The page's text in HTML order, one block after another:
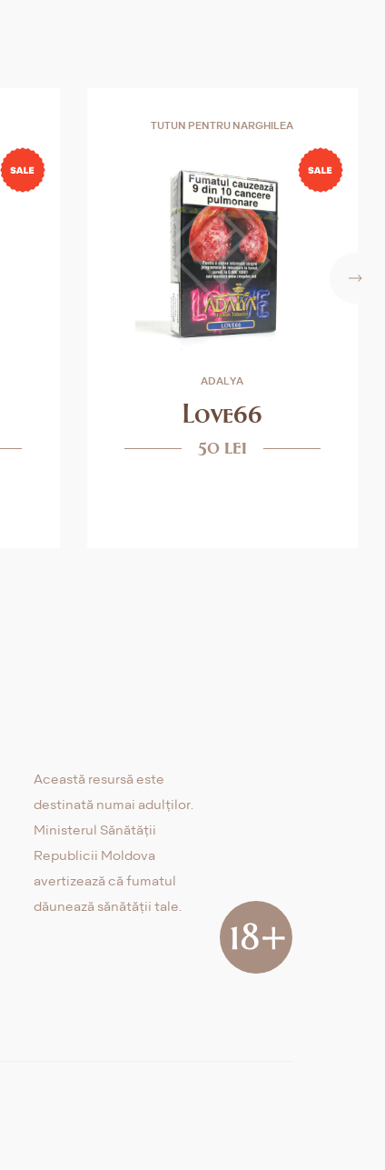
TUTUN PENTRU NARGHILEA
ADALYA
Love66
50 lei
Această resursă este
destinată numai adulților.
Ministerul Sănătății
Republicii Moldova
avertizează că fumatul
dăunează sănătății tale.